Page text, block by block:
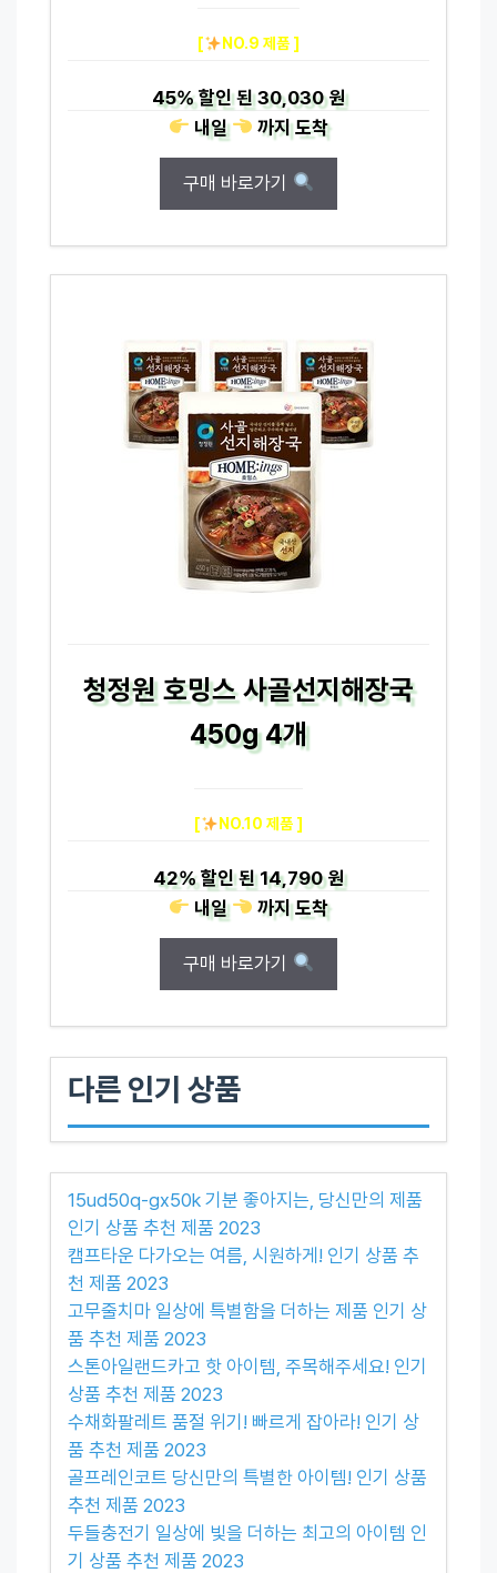
[ NO.9 제품 ]
45%할인 된30,030 원
내일
까지도착
구매 바로가기
청정원 호밍스 사골선지해장국
450g 4개
[ NO.10 제품 ]
42%할인 된14,790 원
내일
까지도착
구매 바로가기
다른 인기 상품
15ud50q-gx50k 기분 좋아지는, 당신만의 제품
인기 상품 추천 제품 2023
캠프타운 다가오는 여름, 시원하게! 인기 상품 추
천 제품 2023
고무줄치마 일상에 특별함을 더하는 제품 인기 상
품 추천 제품 2023
스톤아일랜드카고 핫 아이템, 주목해주세요! 인기
상품 추천 제품 2023
수채화팔레트 품절 위기! 빠르게 잡아라! 인기 상
품 추천 제품 2023
골프레인코트 당신만의 특별한 아이템! 인기 상품
추천 제품 2023
두들충전기 일상에 빛을 더하는 최고의 아이템 인
기 상품 추천 제품 2023